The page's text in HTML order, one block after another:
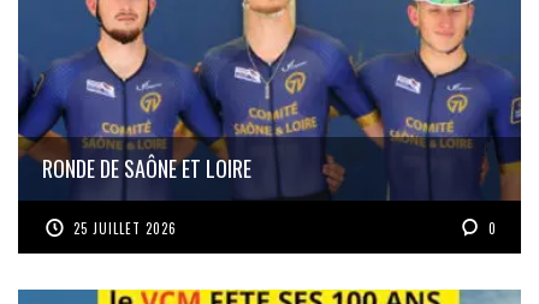
RONDE DE SAÔNE ET LOIRE
25 JUILLET 2026 0